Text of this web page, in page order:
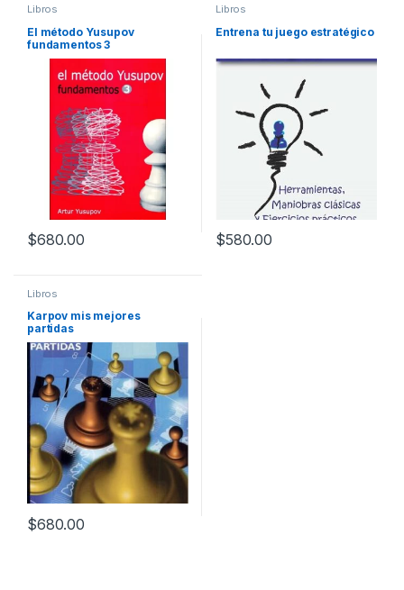
Libros
El método Yusupov
fundamentos 3
$680.00
Libros
Entrena tu juego estratégico
$580.00
Libros
Karpov mis mejores
partidas
$680.00